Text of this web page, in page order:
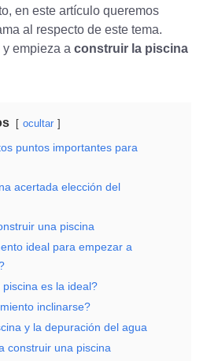
en este artículo queremos
al respecto de este tema.
y empieza a construir la piscina
ocultar
puntos importantes para
acertada elección del
una piscina
ideal para empezar a
es la ideal?
inclinarse?
y la depuración del agua
construir una piscina